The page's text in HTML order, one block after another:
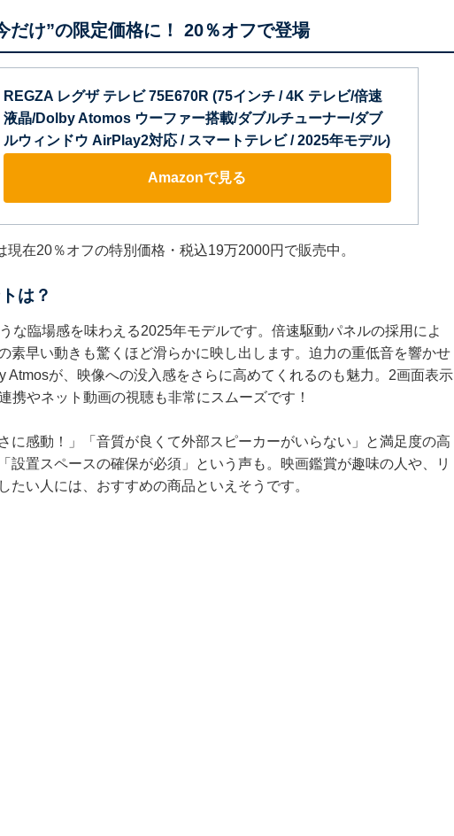
だけ”の限定価格に！ 20％オフで登場
REGZA レグザ テレビ 75E670R (75インチ / 4K テレビ/倍速
液晶/Dolby Atomos ウーファー搭載/ダブルチューナー/ダブ
ルウィンドウ AirPlay2対応 / スマートテレビ / 2025年モデル)
Amazonで見る
在20％オフの特別価格・税込19万2000円で販売中。
は？
な臨場感を味わえる2025年モデルです。倍速駆動パネルの採用によ
素早い動きも驚くほど滑らかに映し出します。迫力の重低音を響かせ
Atmosが、映像への没入感をさらに高めてくれるのも魅力。2画面表示
携やネット動画の視聴も非常にスムーズです！
に感動！」「音質が良くて外部スピーカーがいらない」と満足度の高
設置スペースの確保が必須」という声も。映画鑑賞が趣味の人や、リ
たい人には、おすすめの商品といえそうです。